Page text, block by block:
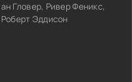
Гловер, Ривер Феникс,
Эддисон